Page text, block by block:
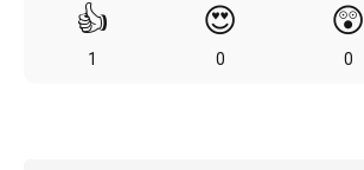
👍
1
😍
0
😲
0